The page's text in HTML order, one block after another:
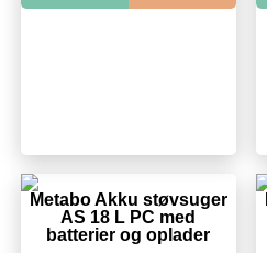
Metabo Akku støvsuger
AS 18 L PC med
batterier og oplader